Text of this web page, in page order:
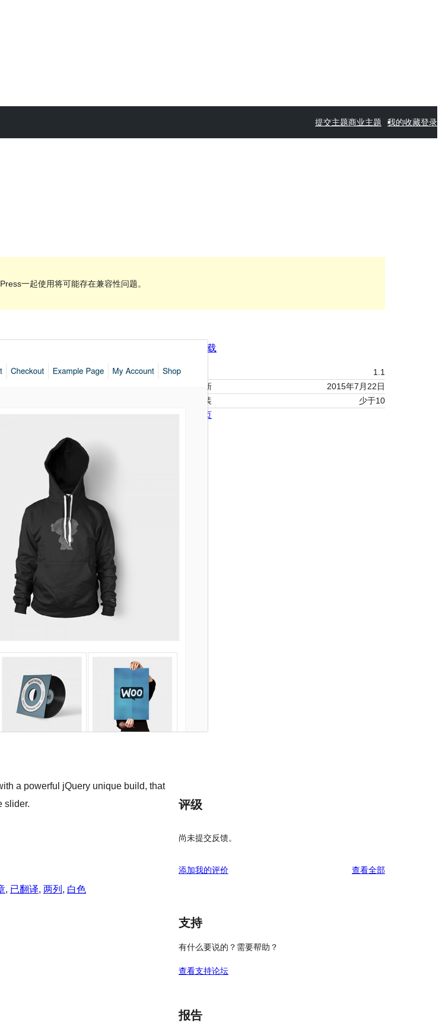
提交主题商业主题 我的收藏登录
一起使用将可能存在兼容性问题。
下载
版本
1.1
最新更新
2015年7月22日
活跃安装
少于10
主题主页
a powerful jQuery unique build, that
slider.
, 已翻译, 两列 , 白色
评级
尚未提交反馈。
添加我的评价 查看全部评
支持
有什么要说的？需要帮助？
查看支持论坛
报告